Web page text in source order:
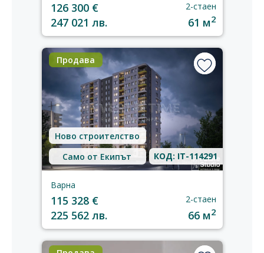
126 300 €
247 021 лв.
2-стаен
61 м2
Продава
Ново строителство
Само от Екипът
КОД: IT-114291
Варна
115 328 €
225 562 лв.
2-стаен
66 м2